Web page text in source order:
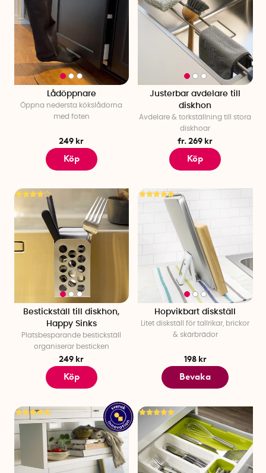
Lådöppnare
Öppna nedersta kökslådorna
med foten
249 kr
Köp
Justerbar avdelare till
diskhon
Avdelare & torkställning till stora
diskhoar
fr. 269 kr
Köp
Bestickställ till diskhon,
Happy Sinks
Platsbesparande bestickställ
organiserar besticken
249 kr
Köp
Hopvikbart diskställ
Litet diskställ för tallrikar, brickor
& skärbrädor
198 kr
Bevaka